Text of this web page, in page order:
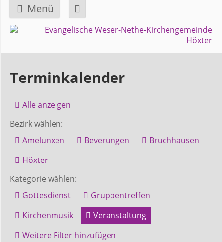
Menü
Navigation
GEMEINDE
uns
Bezirke
Gremien
und
Ausschüsse
Pfarrer
und
Terminkalender
Alle anzeigen
Bezirk wählen:
Amelunxen
Beverungen
Bruchhausen
Höxter
Kategorie wählen:
Gottesdienst
Gruppentreffen
Kirchenmusik
Veranstaltung
Weitere Filter hinzufügen